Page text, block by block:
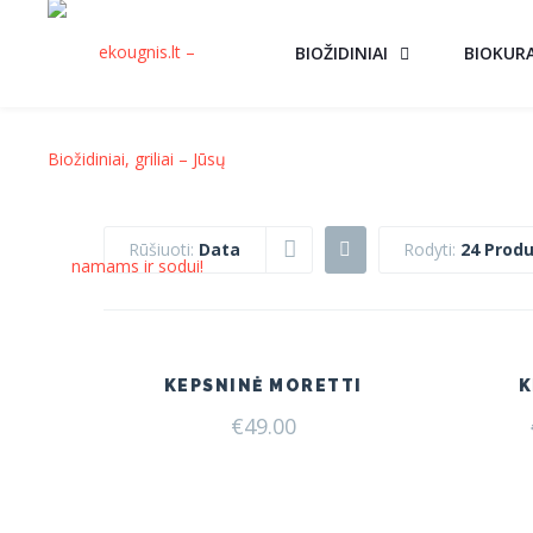
BIOŽIDINIAI
Rūšiuoti: Data Rodyti: 24
KEPSNINĖ MORETTI
€49.00